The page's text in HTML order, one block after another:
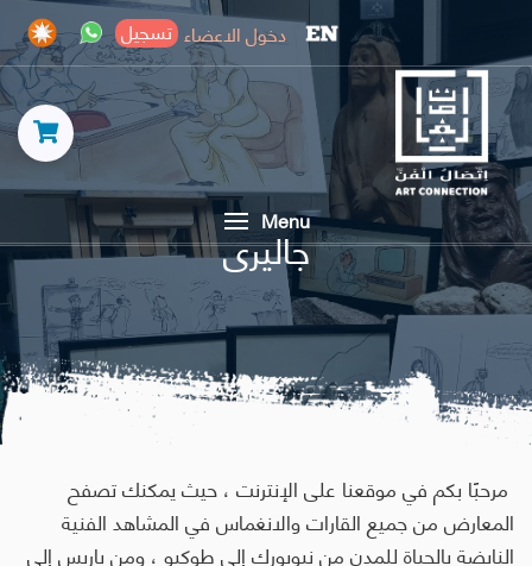
تسجيل دخول الاعضاء
Menu
جاليرى
مرحبًا بكم في موقعنا على الإنترنت ، حيث يمكنك تصفح
المعارض من جميع القارات والانغماس في المشاهد الفنية
النابضة بالحياة للمدن من نيويورك إلى طوكيو ، ومن باريس إلى